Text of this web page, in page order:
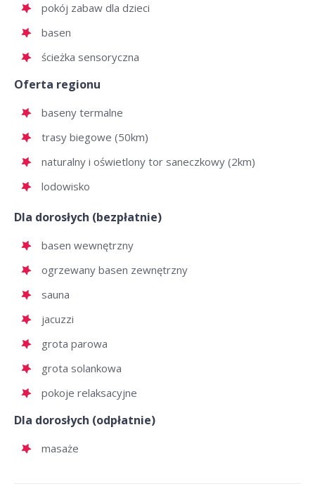
pokój zabaw dla dzieci
basen
ścieżka sensoryczna
Oferta regionu
baseny termalne
trasy biegowe (50km)
naturalny i oświetlony tor saneczkowy (2km)
lodowisko
Dla dorosłych (bezpłatnie)
basen wewnętrzny
ogrzewany basen zewnętrzny
sauna
jacuzzi
grota parowa
grota solankowa
pokoje relaksacyjne
Dla dorosłych (odpłatnie)
masaże